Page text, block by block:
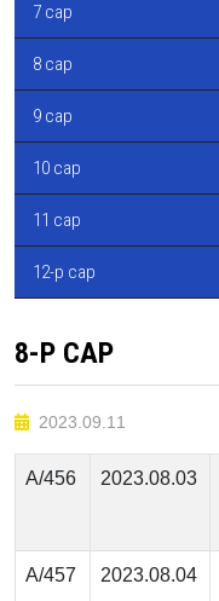
7 сар
8 сар
9 сар
10 сар
11 сар
12-р сар
8-Р САР
2023.09.11
А/456 2023.08.03
А/457 2023.08.04